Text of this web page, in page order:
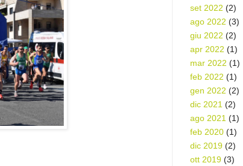
set 2022 (2)
ago 2022 (3)
giu 2022 (2)
apr 2022 (1)
mar 2022 (1)
feb 2022 (1)
gen 2022 (2)
dic 2021 (2)
ago 2021 (1)
feb 2020 (1)
dic 2019 (2)
ott 2019 (3)